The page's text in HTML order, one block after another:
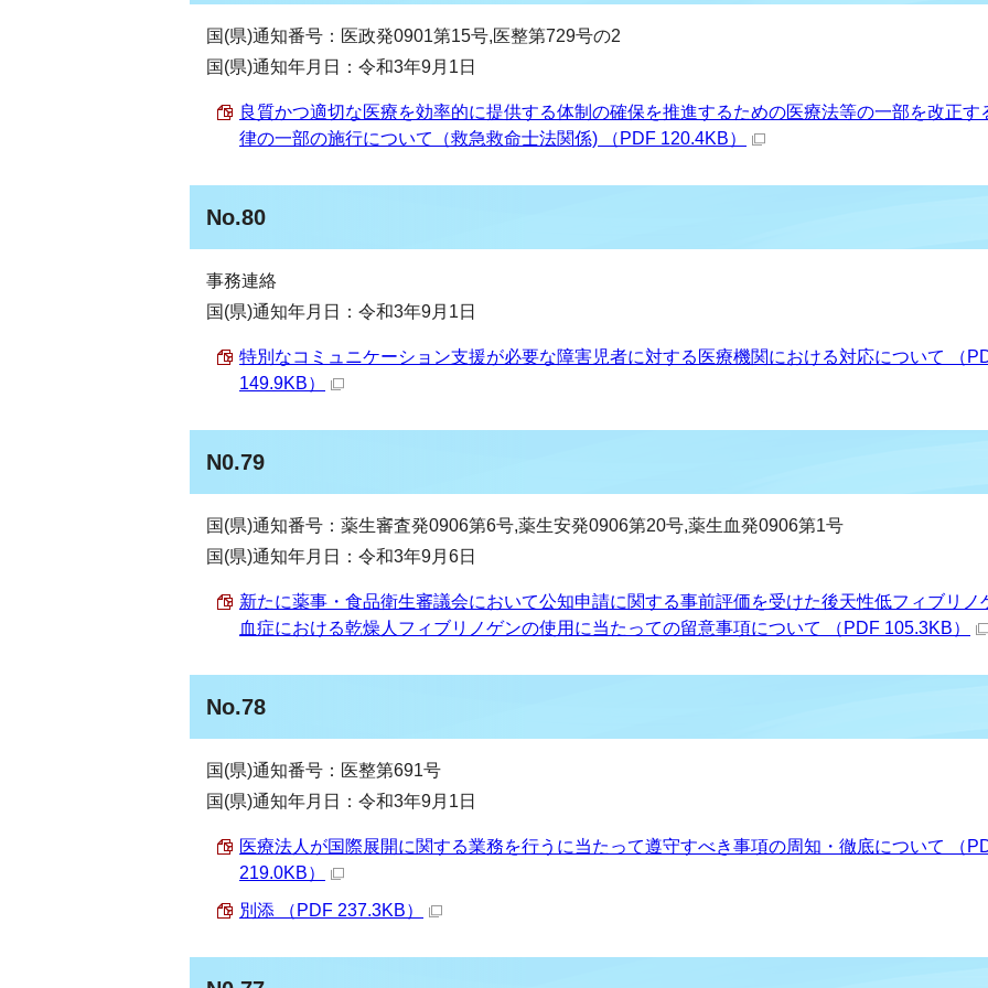
国(県)通知番号：医政発0901第15号,医整第729号の2
国(県)通知年月日：令和3年9月1日
良質かつ適切な医療を効率的に提供する体制の確保を推進するための医療法等の一部を改正す
律の一部の施行について（救急救命士法関係) （PDF 120.4KB）
No.80
事務連絡
国(県)通知年月日：令和3年9月1日
特別なコミュニケーション支援が必要な障害児者に対する医療機関における対応について （
149.9KB）
N0.79
国(県)通知番号：薬生審査発0906第6号,薬生安発0906第20号,薬生血発0906第1号
国(県)通知年月日：令和3年9月6日
新たに薬事・食品衛生審議会において公知申請に関する事前評価を受けた後天性低フィブリノ
血症における乾燥人フィブリノゲンの使用に当たっての留意事項について （PDF 105.3KB）
No.78
国(県)通知番号：医整第691号
国(県)通知年月日：令和3年9月1日
医療法人が国際展開に関する業務を行うに当たって遵守すべき事項の周知・徹底について （
219.0KB）
別添 （PDF 237.3KB）